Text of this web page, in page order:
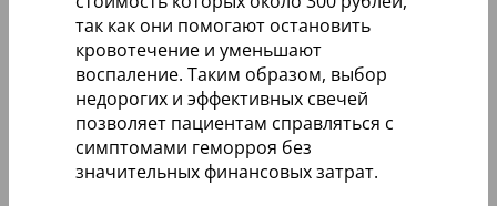
так как они помогают остановить
кровотечение и уменьшают
воспаление. Таким образом, выбор
недорогих и эффективных свечей
позволяет пациентам справляться с
симптомами геморроя без
значительных финансовых затрат.